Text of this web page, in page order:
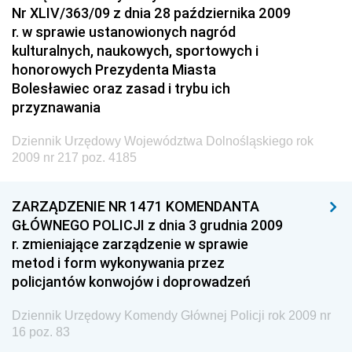
Środowiska
Dziennik Urzędowy Generalnej Dyrekcji Ochrony
Środowiska
Dziennik Urzędowy Ministerstwa Administracji,
Gospodarki Terenowej i Ochrony Środowiska
Gospodarki Przestrzennej
Dziennik Urzędowy Ministerstwa Przemysłu
Chemicznego i Lekkiego
Dziennik Urzędowy Ministerstwa Rolnictwa i
Gospodarki Żywnościowej
Dziennik Urzędowy Ministra Rodziny, Pracy i Polityki
Społecznej
Nr XLIV/363/09 z dnia 28 października 2009
r. w sprawie ustanowionych nagród
kulturalnych, naukowych, sportowych i
honorowych Prezydenta Miasta
Bolesławiec oraz zasad i trybu ich
przyznawania
Dziennik Urzędowy Województwa Dolnośląskiego rok
2009 nr 217 poz. 4185
ZARZĄDZENIE NR 1471 KOMENDANTA
GŁÓWNEGO POLICJI z dnia 3 grudnia 2009
r. zmieniające zarządzenie w sprawie
metod i form wykonywania przez
policjantów konwojów i doprowadzeń
Dziennik Urzędowy Komendy Głównej Policji rok 2009 nr
16 poz. 83